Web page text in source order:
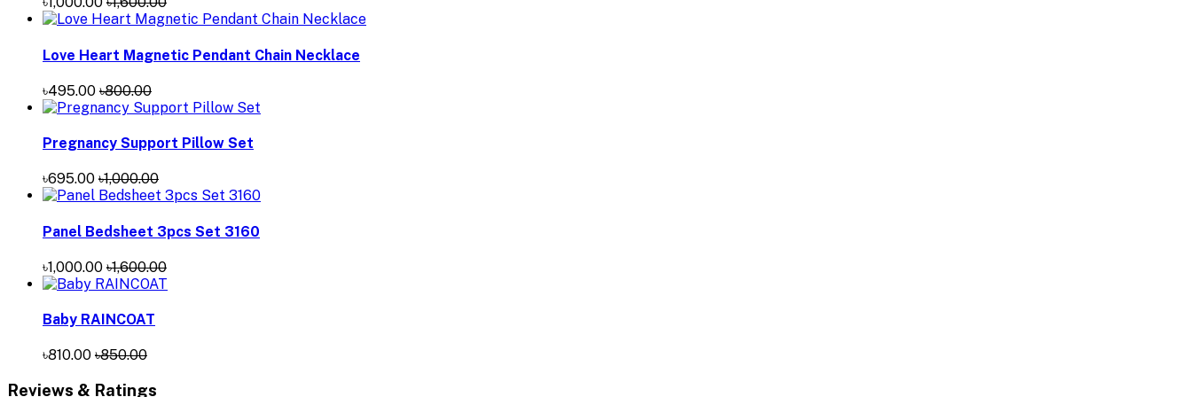
Love Heart Magnetic Pendant Chain Necklace
৳495.00 ৳800.00
Pregnancy Support Pillow Set
৳695.00 ৳1,000.00
Panel Bedsheet 3pcs Set 3160
৳1,000.00 ৳1,600.00
Baby RAINCOAT
৳810.00 ৳850.00
Reviews & Ratings